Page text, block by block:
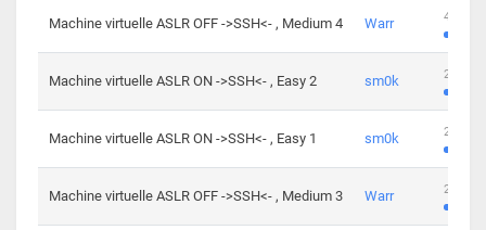
Machine virtuelle ASLR OFF ->SSH<- , Medium 4 Warr 413
Machine virtuelle ASLR ON ->SSH<- , Easy 2 sm0k 247
Machine virtuelle ASLR ON ->SSH<- , Easy 1 sm0k 219
Machine virtuelle ASLR OFF ->SSH<- , Medium 3 Warr 280